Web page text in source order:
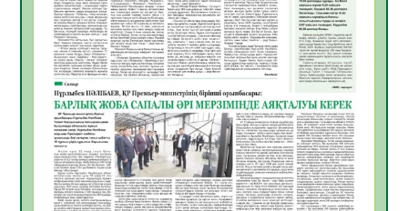
05.08.2026
24
Мектептен – Ұлттық ұлан сапына
04.08.2026
34
Үкіметтік емес ұйымдарға арналған
сыйлықақы конкурсына өтінім қабылдау
басталды
04.08.2026
38
Үкіметте Президенттің отандық тауарды